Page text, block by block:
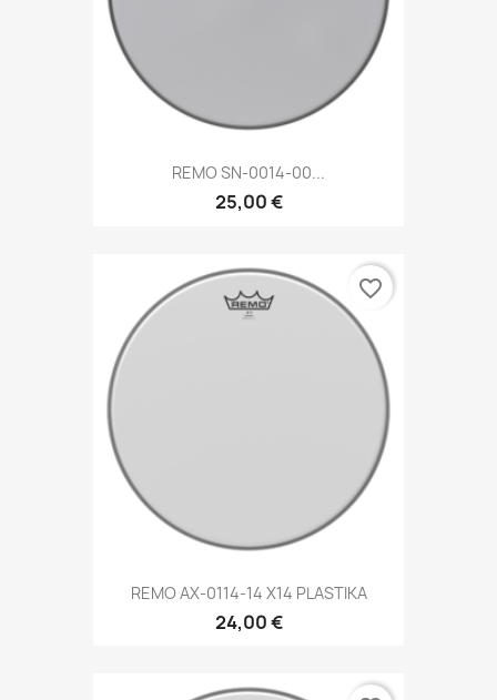
REMO SN-0014-00...
25,00 €
REMO AX-0114-14 X14 PLASTIKA
24,00 €
favorite_border